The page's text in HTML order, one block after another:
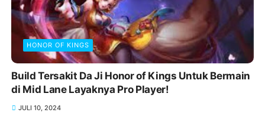
HONOR OF KINGS
Build Tersakit Da Ji Honor of Kings Untuk Bermain
di Mid Lane Layaknya Pro Player!
JULI 10, 2024